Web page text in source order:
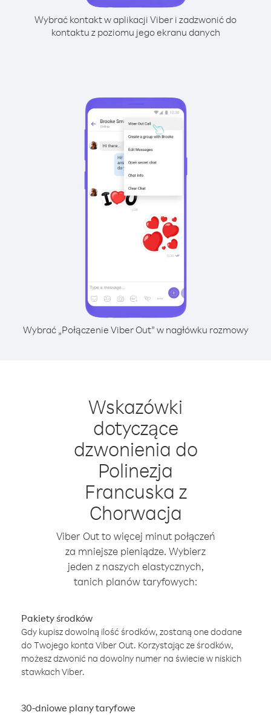
Wybrać kontakt w aplikacji Viber i zadzwonić do
kontaktu z poziomu jego ekranu danych
Wybrać „Połączenie Viber Out” w nagłówku rozmowy
Wskazówki
dotyczące
dzwonienia do
Polinezja
Francuska z
Chorwacja
Viber Out to więcej minut połączeń
za mniejsze pieniądze. Wybierz
jeden z naszych elastycznych,
tanich planów taryfowych:
Pakiety środków
Gdy kupisz dowolną ilość środków, zostaną one dodane
do Twojego konta Viber Out. Korzystając ze środków,
możesz dzwonić na dowolny numer na świecie w niskich
stawkach Viber.
30-dniowe plany taryfowe